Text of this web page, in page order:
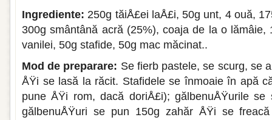
Ingrediente: 250g tăiÅ£ei laÅ£i, 50g unt, 4 ouă,
300g smântână acră (25%), coaja de la o lămâie,
vanilei, 50g stafide, 50g mac mă­cinat..
Mod de preparare: Se fierb pastele, se scurg, se
ÅŸi se lasă la răcit. Stafidele se înmoaie în apă
pune ÅŸi rom, dacă doriÅ£i); gălbenuÅŸurile se
gălbenuÅŸuri se pun 150g zahăr ÅŸi se